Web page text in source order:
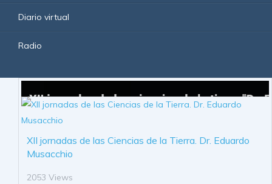
Diario virtual
Radio
XII jornadas de las Ciencias de la Tierra. Dr. Eduardo
Musacchio
2053 Views